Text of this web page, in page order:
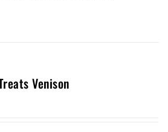
Venison